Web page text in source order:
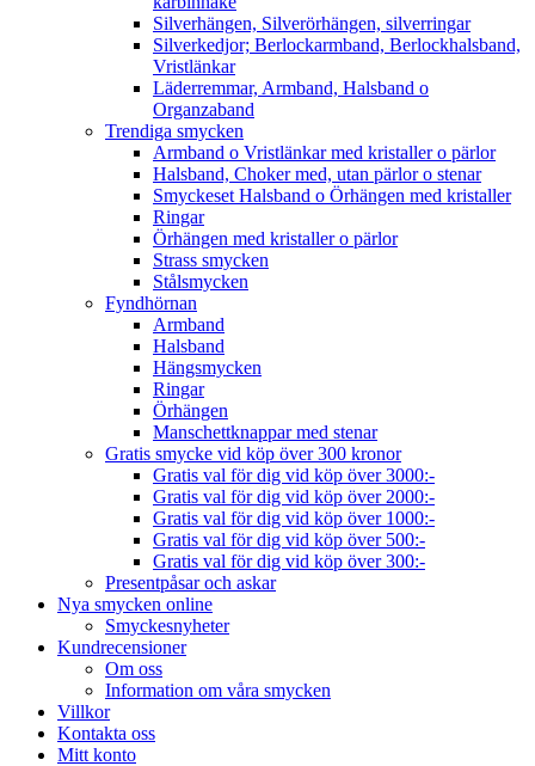
Silverhängen, Silverörhängen, silverringar
Silverkedjor; Berlockarmband, Berlockhalsband,
Vristlänkar
Läderremmar, Armband, Halsband o
Organzaband
Trendiga smycken
Armband o Vristlänkar med kristaller o pärlor
Halsband, Choker med, utan pärlor o stenar
Smyckeset Halsband o Örhängen med kristaller
Ringar
Örhängen med kristaller o pärlor
Strass smycken
Stålsmycken
Fyndhörnan
Armband
Halsband
Hängsmycken
Ringar
Örhängen
Manschettknappar med stenar
Gratis smycke vid köp över 300 kronor
Gratis val för dig vid köp över 3000:-
Gratis val för dig vid köp över 2000:-
Gratis val för dig vid köp över 1000:-
Gratis val för dig vid köp över 500:-
Gratis val för dig vid köp över 300:-
Presentpåsar och askar
Nya smycken online
Smyckesnyheter
Kundrecensioner
Om oss
Information om våra smycken
Villkor
Kontakta oss
Mitt konto